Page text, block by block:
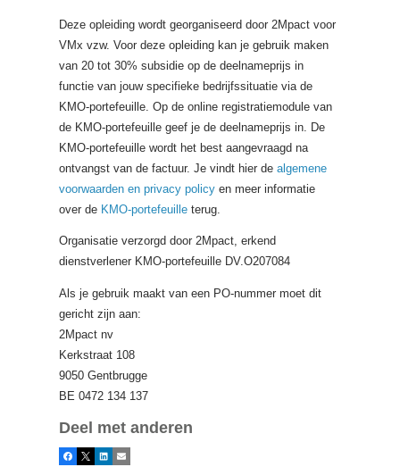
Deze opleiding wordt georganiseerd door 2Mpact voor
VMx vzw. Voor deze opleiding kan je gebruik maken
van 20 tot 30% subsidie op de deelnameprijs in
functie van jouw specifieke bedrijfssituatie via de
KMO-portefeuille. Op de online registratiemodule van
de KMO-portefeuille geef je de deelnameprijs in. De
KMO-portefeuille wordt het best aangevraagd na
ontvangst van de factuur. Je vindt hier dealgemene
voorwaarden en privacy policy en meer informatie
over de KMO-portefeuilleterug.
Organisatie verzorgd door 2Mpact, erkend
dienstverlener KMO-portefeuille DV.O207084
Als je gebruik maakt van een PO-nummer moet dit
gericht zijn aan:
2Mpact nv
Kerkstraat 108
9050 Gentbrugge
BE 0472 134 137
Deel met anderen
Facebook
X LinkedInE-mail